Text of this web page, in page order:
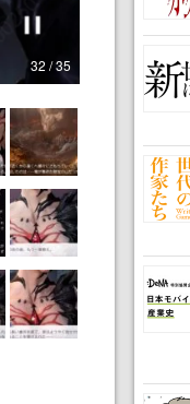
32 / 35